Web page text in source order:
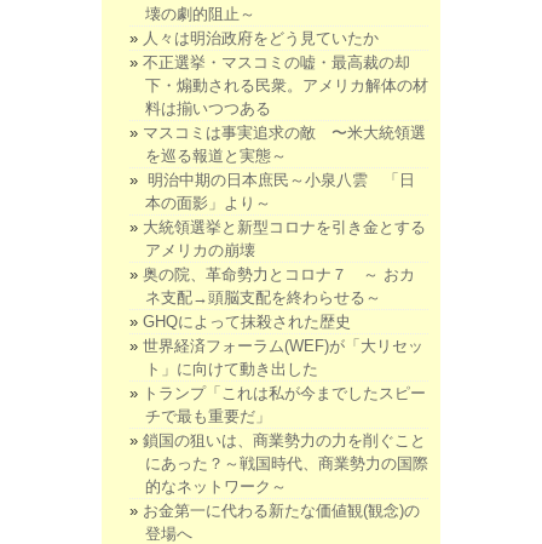
壊の劇的阻止～
人々は明治政府をどう見ていたか
不正選挙・マスコミの嘘・最高裁の却
下・煽動される民衆。アメリカ解体の材
料は揃いつつある
マスコミは事実追求の敵 〜米大統領選
を巡る報道と実態～
明治中期の日本庶民～小泉八雲 「日
本の面影」より～
大統領選挙と新型コロナを引き金とする
アメリカの崩壊
奥の院、革命勢力とコロナ７ ～ おカ
ネ支配→頭脳支配を終わらせる～
GHQによって抹殺された歴史
世界経済フォーラム(WEF)が「大リセッ
ト」に向けて動き出した
トランプ「これは私が今までしたスピー
チで最も重要だ」
鎖国の狙いは、商業勢力の力を削ぐこと
にあった？～戦国時代、商業勢力の国際
的なネットワーク～
お金第一に代わる新たな価値観(観念)の
登場へ